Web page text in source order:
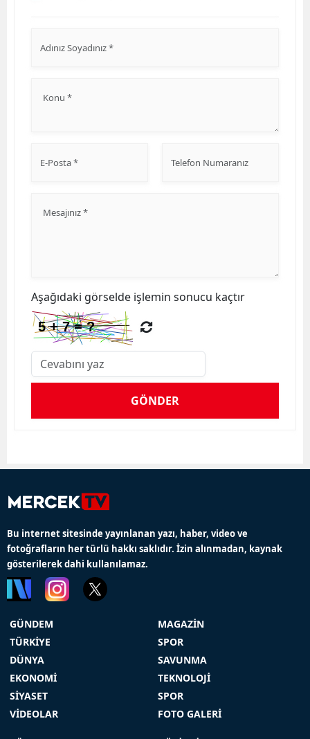
Aşağıdaki görselde işlemin sonucu kaçtır
GÖNDER
Bu internet sitesinde yayınlanan yazı, haber, video ve
fotoğrafların her türlü hakkı saklıdır. İzin alınmadan, kaynak
gösterilerek dahi kullanılamaz.
GÜNDEM
TÜRKİYE
DÜNYA
EKONOMİ
SİYASET
VİDEOLAR
MAGAZİN
SPOR
SAVUNMA
TEKNOLOJİ
SPOR
FOTO GALERİ